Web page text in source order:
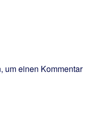
um einen Kommentar